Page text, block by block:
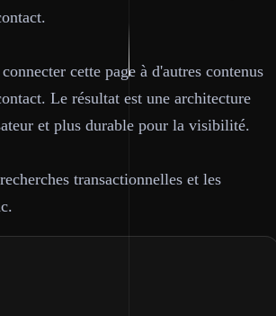
cette page à d'autres contenus
Le résultat est une architecture
et plus durable pour la visibilité.
transactionnelles et les